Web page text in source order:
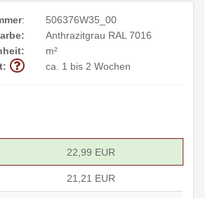
:
506376W35_00
Anthrazitgrau RAL 7016
m²
ca. 1 bis 2 Wochen
22,99 EUR
21,21 EUR